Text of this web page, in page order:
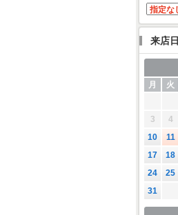
来店日
月 火
3
4
10
11
17
18
24
25
31